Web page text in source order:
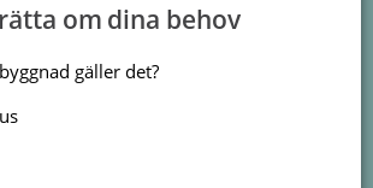
om dina behov
gäller det?